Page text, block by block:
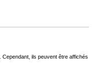
ils peuvent être affichés